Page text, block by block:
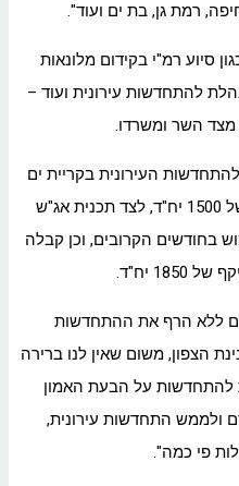
רמת גן, בת ים ועוד".
סיוע רמ"י בקידום מלונאות
להתחדשות עירונית ועוד –
מצד השר ומשרדו.
להתחדשות העירונית בקריית ים
עם אישור מתחם צבא קבע בהיקף של 1500 יח"ד, לצד תכנית אג"ש
בחודשים הקרובים, וכן קבלה
יח"ד.
ללא הרף את ההתחדשות
הצפון, משום שאין לנו ברירה
להתחדשות על הבעת האמון
ולממש התחדשות עירונית,
פי כמה".